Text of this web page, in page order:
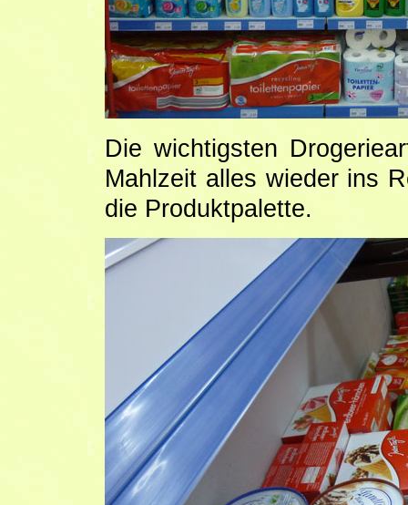
Die wichtigsten
Mahlzeit alles wieder ins
die Produktpalette.